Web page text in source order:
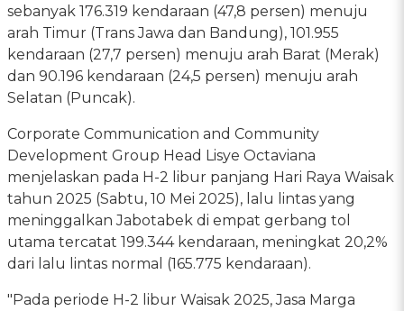
sebanyak 176.319 kendaraan (47,8 persen) menuju
arah Timur (Trans Jawa dan Bandung), 101.955
kendaraan (27,7 persen) menuju arah Barat (Merak)
dan 90.196 kendaraan (24,5 persen) menuju arah
Selatan (Puncak).
Corporate Communication and Community
Development Group Head Lisye Octaviana
menjelaskan pada H-2 libur panjang Hari Raya Waisak
tahun 2025 (Sabtu, 10 Mei 2025), lalu lintas yang
meninggalkan Jabotabek di empat gerbang tol
utama tercatat 199.344 kendaraan, meningkat 20,2%
dari lalu lintas normal (165.775 kendaraan).
"Pada periode H-2 libur Waisak 2025, Jasa Marga